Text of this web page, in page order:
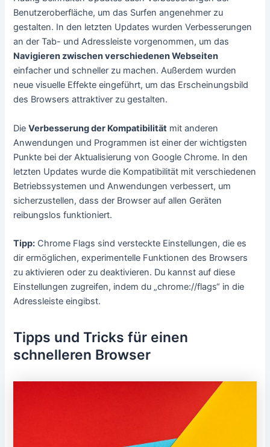
Benutzeroberfläche, um das Surfen angenehmer zu
gestalten. In den letzten Updates wurden Verbesserungen
an der Tab- und Adressleiste vorgenommen, um das
Navigieren zwischen verschiedenen Webseiten
einfacher und schneller zu machen. Außerdem wurden
neue visuelle Effekte eingeführt, um das Erscheinungsbild
des Browsers attraktiver zu gestalten.
DieVerbesserung der Kompatibilität mit anderen
Anwendungen und Programmen ist einer der wichtigsten
Punkte bei der Aktualisierung von Google Chrome. In den
letzten Updates wurde die Kompatibilität mit verschiedenen
Betriebssystemen und Anwendungen verbessert, um
sicherzustellen, dass der Browser auf allen Geräten
reibungslos funktioniert.
Tipp: Chrome Flags sind versteckte Einstellungen, die es
dir ermöglichen, experimentelle Funktionen des Browsers
zu aktivieren oder zu deaktivieren. Du kannst auf diese
Einstellungen zugreifen, indem du „chrome://flags“ in die
Adressleiste eingibst.
Tipps und Tricks für einen
schnelleren Browser